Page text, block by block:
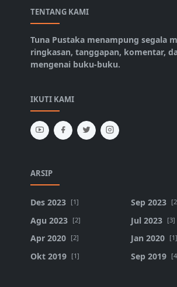
TENTANG KAMI
Tuna Pustaka menampung segala
ringkasan, tanggapan, komentar,
mengenai buku-buku.
IKUTI KAMI
ARSIP
Des 2023 [1] Sep 2023
Agu 2023 [2] Jul 2023 [3]
Apr 2020 [2] Jan 2020 [1]
Okt 2019 [1] Sep 2019